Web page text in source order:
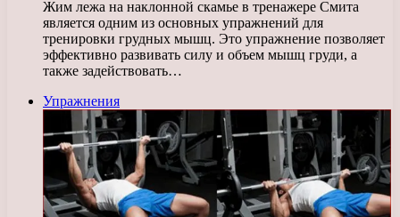
Жим лежа на наклонной скамье в тренажере Смита
является одним из основных упражнений для
тренировки грудных мышц. Это упражнение позволяет
эффективно развивать силу и объем мышц груди, а
также задействовать…
Упражнения